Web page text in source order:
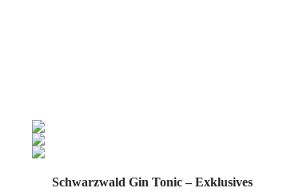
In den Warenkorb
Schwarzwald Gin Tonic – Exklusives